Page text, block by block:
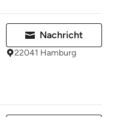
Nachricht
22041 Hamburg